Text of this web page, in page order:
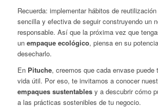
Recuerda: implementar hábitos de
sencilla y efectiva de seguir construyendo un
responsable. Así que la próxima vez que
un empaque ecológico, piensa en su
desecharlo.
En Pituche, creemos que cada envase puede
vida útil. Por eso, te invitamos a conocer
empaques sustentables y a descubrir cómo
a las prácticas sostenibles de tu negocio.